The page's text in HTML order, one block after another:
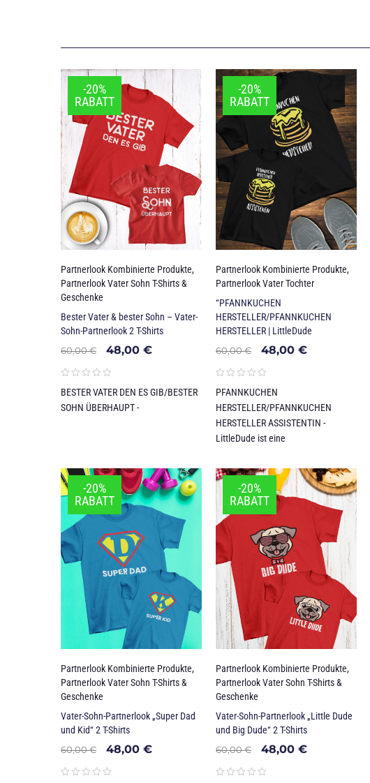
-20%
RABATT
Partnerlook Kombinierte Produkte,
Partnerlook Vater Sohn T-Shirts &
Geschenke
Bester Vater & bester Sohn – Vater-
Sohn-Partnerlook 2 T-Shirts
60,00€ 48,00 €
BESTER VATER DEN ES GIB/BESTER
SOHN ÜBERHAUPT -
-20%
RABATT
Partnerlook Kombinierte Produkte,
Partnerlook Vater Tochter
“PFANNKUCHEN
HERSTELLER/PFANNKUCHEN
HERSTELLER | LittleDude
60,00€ 48,00 €
PFANNKUCHEN
HERSTELLER/PFANNKUCHEN
HERSTELLER ASSISTENTIN -
LittleDude ist eine
-20%
RABATT
Partnerlook Kombinierte Produkte,
Partnerlook Vater Sohn T-Shirts &
Geschenke
Vater-Sohn-Partnerlook „Super Dad
und Kid“ 2 T-Shirts
60,00€ 48,00 €
-20%
RABATT
Partnerlook Kombinierte Produkte,
Partnerlook Vater Sohn T-Shirts &
Geschenke
Vater-Sohn-Partnerlook „Little Dude
und Big Dude“ 2 T-Shirts
60,00€ 48,00 €